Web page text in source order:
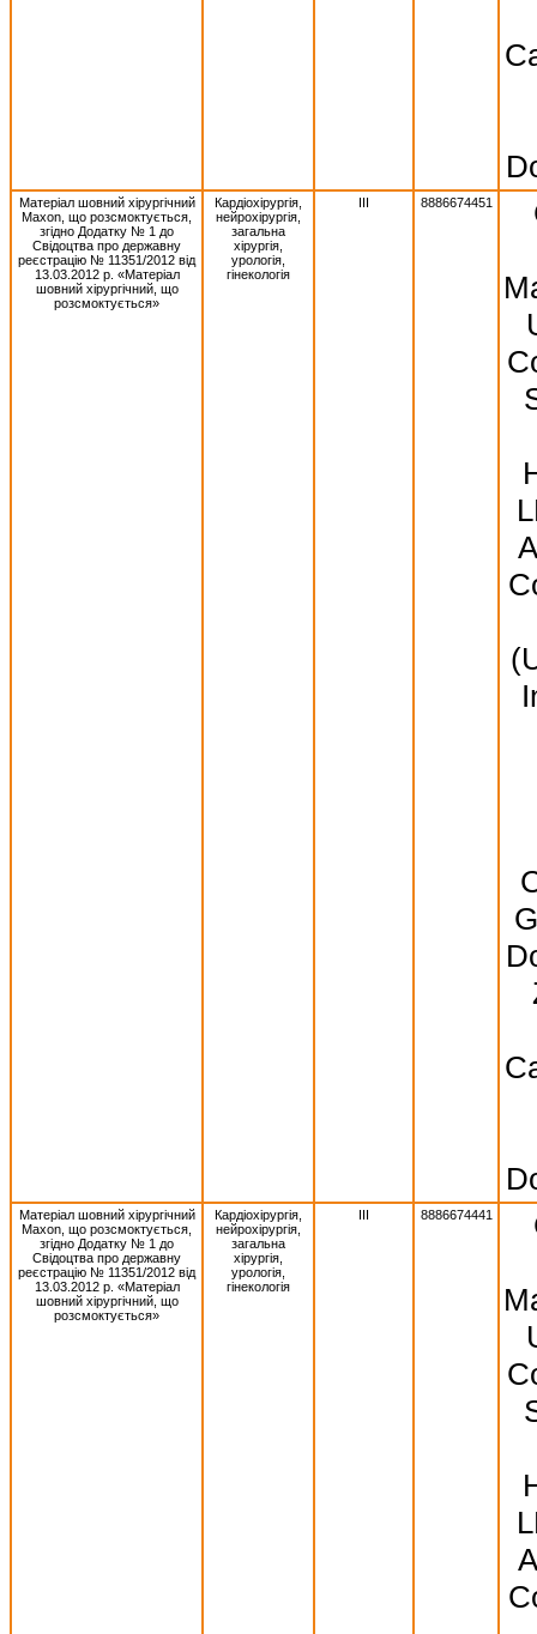
Матеріал шовний хірургічний
Махоn, що розсмоктується,
згідно Додатку № 1 до
Свідоцтва про державну
реєстрацію № 11351/2012 від
13.03.2012 р. «Матеріал
шовний хірургічний, що
розсмоктується»
Кардіохірургія,
нейрохірургія,
загальна
хірургія,
урологія,
гінекологія
III 8886674451
Матеріал шовний хірургічний
Махоn, що розсмоктується,
згідно Додатку № 1 до
Свідоцтва про державну
реєстрацію № 11351/2012 від
13.03.2012 р. «Матеріал
шовний хірургічний, що
розсмоктується»
Кардіохірургія,
нейрохірургія,
загальна
хірургія,
урологія,
гінекологія
III 8886674441